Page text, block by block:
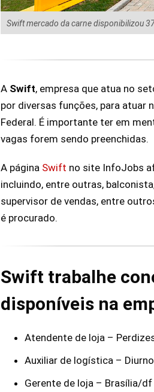
Swift mercado da carne disponibilizou
A Swift, empresa que atua no
por diversas funções, para atuar
Federal. É importante ter em
vagas forem sendo preenchidas.
A página Swift no site InfoJobs
incluindo, entre outras,
supervisor de vendas, entre
é procurado.
Swift trabalhe
disponíveis na
Atendente de loja –
Auxiliar de logística – Diurno
Gerente de loja – Brasília/df